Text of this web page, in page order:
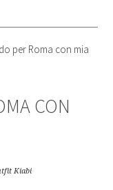
per Roma con mia
CON
Kiabi